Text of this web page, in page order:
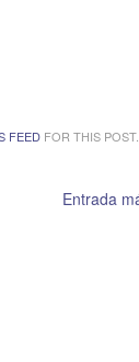
FEED FOR THIS POST.
Entrada